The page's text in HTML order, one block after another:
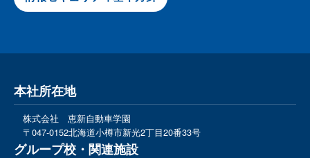
本社所在地
株式会社 恵新自動車学園
〒047-0152北海道小樽市新光2丁目20番33号
グループ校・関連施設